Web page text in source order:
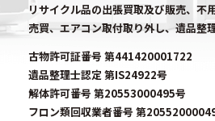
リサイクル品の出張買取及び販売、不
売買、エアコン取付取り外し、遺品整
古物許可証番号 第441420001722
遺品整理士認定 第IS24922号
解体許可番号 第20553000495号
フロン類回収業者番号 第